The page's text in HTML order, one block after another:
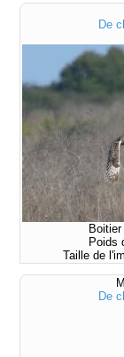
De
Poids
Taille de
De